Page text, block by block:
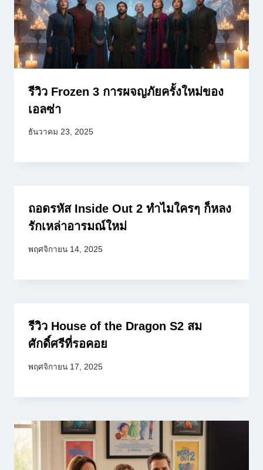
รีวิว Frozen 3 การผจญภัยครั้งใหม่ของ
เอลซ่า
ธันวาคม 23, 2025
ถอดรหัส Inside Out 2 ทำไมใครๆ ก็หลง
รักเหล่าอารมณ์ใหม่
พฤศจิกายน 14, 2025
รีวิว House of the Dragon S2 สม
ศักดิ์ศรีที่รอคอย
พฤศจิกายน 17, 2025